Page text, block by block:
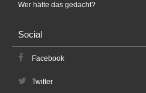
Wer hätte das gedacht?
Social
Facebook
Twitter